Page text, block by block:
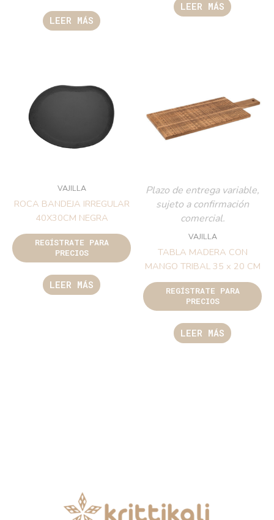
LEER MÁS
LEER MÁS
VAJILLA
ROCA BANDEJA IRREGULAR
40X30CM NEGRA
REGÍSTRATE PARA
PRECIOS
LEER MÁS
Plazo de entrega variable,
sujeto a confirmación
comercial.
VAJILLA
TABLA MADERA CON
MANGO TRIBAL 35 x 20 CM
REGÍSTRATE PARA
PRECIOS
LEER MÁS